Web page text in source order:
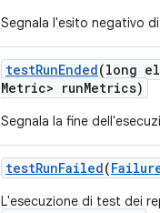
Segnala l'esito negativo
testRunEnded(long
Metric> runMetrics)
Segnala la fine
testRunFailed(
L'esecuzione di test dei